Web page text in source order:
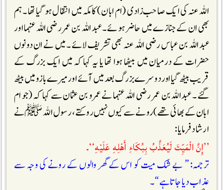
اللہ عنہ کی ایک صاحب زادی (ام ابان) کا مکہ میں انتقال ہو گیا تھا ۔ ہم
بھی ان کے جنازے میں حاضر ہوئے ۔ عبداللہ بن عمر رضی اللہ عنہما اور
عبداللہ بن عباس رضی اللہ عنہ بھی تشریف لائے ۔ میں نے ان دونوں
حضرات کے درمیان میں بیٹھا ہوا تھا یا یہ کہا کہ میں ایک بزرگ کے
قریب بیٹھ گیا اور دوسرے بزرگ بعد میں آئے اور میرے بازو میں بیٹھ
گئے ۔ عبداللہ بن عمر رضی اللہ عنہما نے عمرو بن عثمان سے کہا کہ (جو ام
ابان کے بھائی تھے) رونے سے کیوں نہیں روکتے، رسول اللہ ﷺنے
ارشاد فرمایا :
’’إِنَّ الْمَيِّتَ لَيُعَذَّبُ بِبُكَاءِ أَهْلِهِ عَلَيْهِ‘‘۔
ترجمہ: ” بے شک میت کو اس کے گھر والوں کے رونے کی وجہ سے
عذاب دیا جاتا ہے “۔